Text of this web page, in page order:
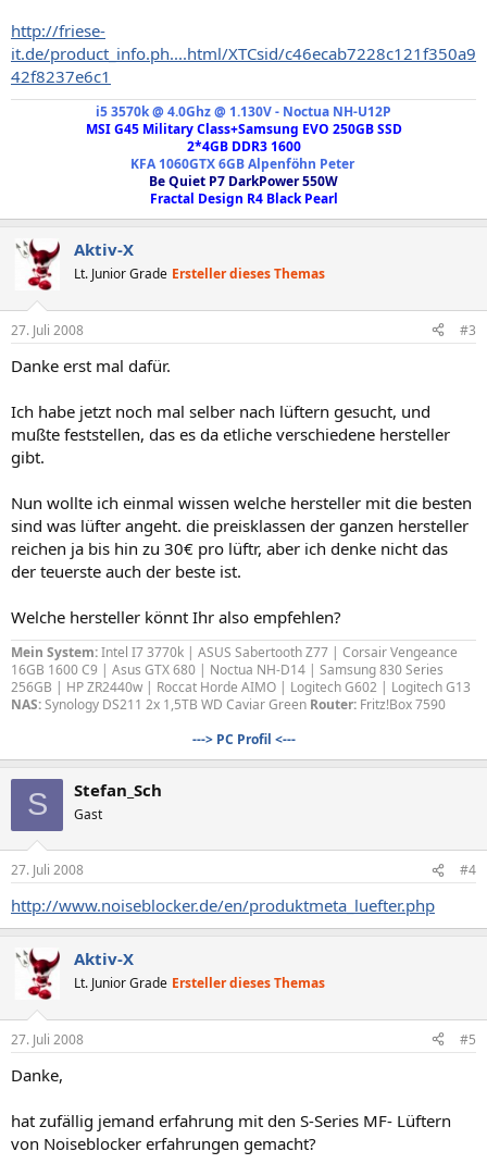
http://friese-
it.de/product_info.ph....html/XTCsid/c46ecab7228c121f350a9
42f8237e6c1
i5 3570k @ 4.0Ghz @ 1.130V - Noctua NH-U12P
MSI G45 Military Class+Samsung EVO 250GB SSD
2*4GB DDR3 1600
KFA 1060GTX 6GB Alpenföhn Peter
Be Quiet P7 DarkPower 550W
Fractal Design R4 Black Pearl
Aktiv-X
Lt. Junior Grade Ersteller dieses Themas
27. Juli 2008 #3
Danke erst mal dafür.
Ich habe jetzt noch mal selber nach lüftern gesucht, und
mußte feststellen, das es da etliche verschiedene hersteller
gibt.
Nun wollte ich einmal wissen welche hersteller mit die besten
sind was lüfter angeht. die preisklassen der ganzen hersteller
reichen ja bis hin zu 30€ pro lüftr, aber ich denke nicht das
der teuerste auch der beste ist.
Welche hersteller könnt Ihr also empfehlen?
Mein System:Intel I7 3770k | ASUS Sabertooth Z77 | Corsair Vengeance
16GB 1600 C9 | Asus GTX 680 | Noctua NH-D14 | Samsung 830 Series
256GB | HP ZR2440w | Roccat Horde AIMO | Logitech G602 | Logitech G13
NAS:Synology DS211 2x 1,5TB WD Caviar Green Router: Fritz!Box 7590
---> PC Profil <---
S Stefan_Sch
Gast
27. Juli 2008 #4
http://www.noiseblocker.de/en/produktmeta_luefter.php
Aktiv-X
Lt. Junior Grade Ersteller dieses Themas
27. Juli 2008 #5
Danke,
hat zufällig jemand erfahrung mit den S-Series MF- Lüftern
von Noiseblocker erfahrungen gemacht?